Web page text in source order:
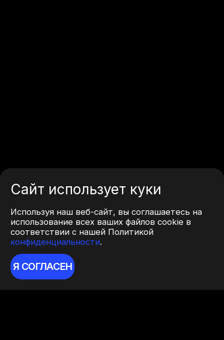
Сайт использует куки
Используя наш веб-сайт, вы соглашаетесь на
использование всех ваших файлов cookie в
соответствии с нашей Политикой
конфиденциальности.
Я СОГЛАСЕН